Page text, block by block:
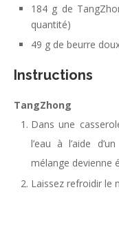
184 g de
quantité)
49 g de beurre
Instructions
TangZhong
Dans une
l’eau à l’aide
mélange devienne
Laissez refroidir le